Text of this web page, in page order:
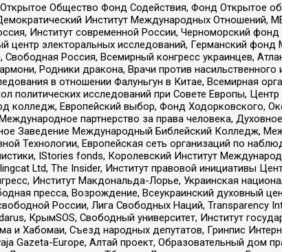
Общество Фонд Содействия, Фонд Открытое
Институт Международных Отношений,
Институт современной России, Черноморский фонд
электоральных исследований, Германский
Россия, Всемирный конгресс украинцев,
Родники дракона, Врачи против насильственного
в отношении Фалуньгун в Китае, Всемирная
политических исследований при Совете Европы,
колледж, Европейский выбор, Фонд Ходорковского,
партнерство за права человека, Духовное
Заведение Международный Библейский Колледж,
Технологии, Европейская сеть организаций по
IStories fonds, Королевский Институт
Ltd, The Insider, Институт правовой инициативы
Институт Макдональда-Лорье, Украинская
пресса, Возрождение, Всеукраинский духовный
России, Лига Свободных Наций, Transparеncy
КрымSOS, Свободный университет, Институт
и Хабомаи, Съезд народных депутатов, Гринпис
Gazeta-Europe, Алтай проект, Образовательный дом